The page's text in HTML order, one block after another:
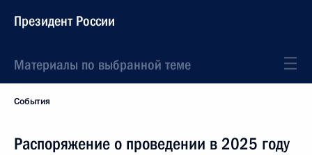
Президент России
Материалы по выбранной теме
События
Распоряжение о проведении в 2025 году